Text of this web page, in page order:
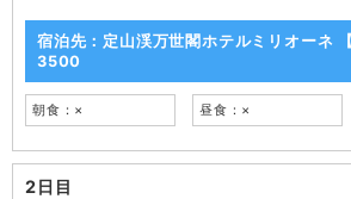
宿泊先：定山渓万世閣ホテルミリオーネ
3500
朝食：× 昼食：×
2日目